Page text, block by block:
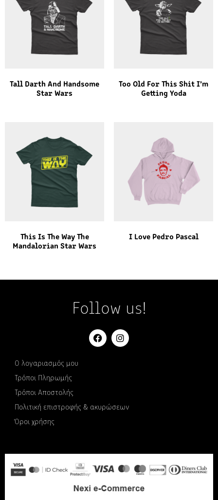
Tall Darth And Handsome
Star Wars
Too Old For This Shit I’m
Getting Yoda
This Is The Way The
Mandalorian Star Wars
I Love Pedro Pascal
Follow us!
Ο λογαριασμός μου
Τρόποι Πληρωμής
Τρόποι Αποστολής
Πολιτική επιστροφής & ακυρώσεων
Όροι χρήσης